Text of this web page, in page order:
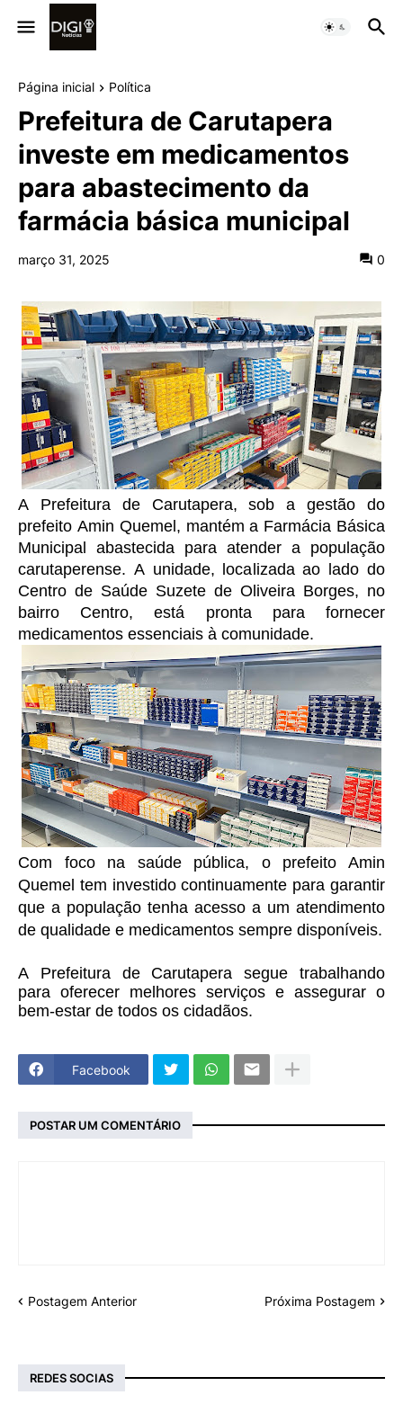
Página inicial Política
Prefeitura de Carutapera
investe em medicamentos
para abastecimento da
farmácia básica municipal
março 31, 2025 0
A Prefeitura de Carutapera, sob a gestão do
prefeito Amin Quemel, mantém a Farmácia Básica
Municipal abastecida para atender a população
carutaperense. A unidade, localizada ao lado do
Centro de Saúde Suzete de Oliveira Borges, no
bairro Centro, está pronta para fornecer
medicamentos essenciais à comunidade.
Com foco na saúde pública, o prefeito Amin
Quemel tem investido continuamente para garantir
que a população tenha acesso a um atendimento
de qualidade e medicamentos sempre disponíveis.
A Prefeitura de Carutapera segue trabalhando
para oferecer melhores serviços e assegurar o
bem-estar de todos os cidadãos.
Facebook
POSTAR UM COMENTÁRIO
Postagem Anterior Próxima Postagem
REDES SOCIAS